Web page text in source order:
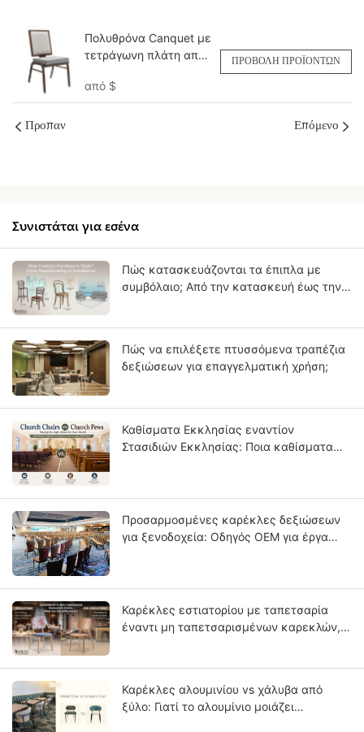
Πολυθρόνα Canquet με
τετράγωνη πλάτη από
πλάτη,
προσαρμοσμένη
από $
ΠΡΟΒΟΛΉ ΠΡΟΪΌΝΤΩΝ
Προπαν Επόμενο
Συνιστάται για εσένα
Πώς κατασκευάζονται τα έπιπλα με
συμβόλαιο; Από την κατασκευή έως την
Πώς να επιλέξετε πτυσσόμενα τραπέζια
δεξιώσεων για επαγγελματική χρήση;
Καθίσματα Εκκλησίας εναντίον
Στασιδιών Εκκλησίας: Ποια καθίσματα
Προσαρμοσμένες καρέκλες δεξιώσεων
για ξενοδοχεία: Οδηγός OEM για έργα
Καρέκλες εστιατορίου με ταπετσαρία
έναντι μη ταπετσαρισμένων καρεκλών,
Καρέκλες αλουμινίου vs χάλυβα από
ξύλο: Γιατί το αλουμίνιο μοιάζει